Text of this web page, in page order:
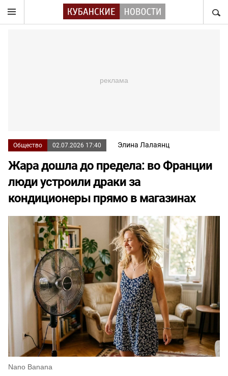
Общество 02.07.2026 17:40 Элина Лалаянц
Жара дошла до предела: во Франции
люди устроили драки за
кондиционеры прямо в магазинах
Nano Banana